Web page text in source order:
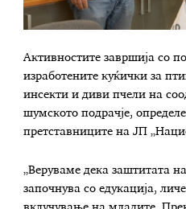
Активностите завршија со
изработените куќички за
инсекти и диви пчели на
шумското подрачје,
претставниците на ЈП
„Веруваме дека заштитата
започнува со едукација,